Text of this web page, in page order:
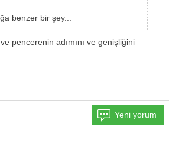
benzer bir şey...
pencerenin adımını ve genişliğini
Yeni yorum